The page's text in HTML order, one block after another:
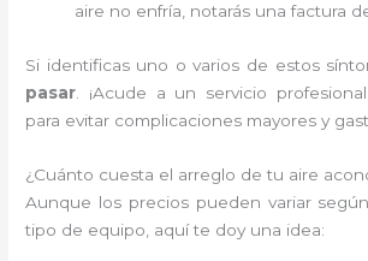
aire no enfría, notarás una factura
Si identificas uno o varios de estos
pasar . ¡Acude a un servicio
para evitar complicaciones mayores y
¿Cuánto cuesta el arreglo de tu aire
Aunque los precios pueden variar
tipo de equipo, aquí te doy una idea: